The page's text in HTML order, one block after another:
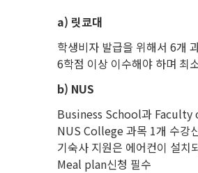
a) 릿쿄대
학생비자 발급을 위해서 6개
6학점 이상 이수해야 하며 최
b) NUS
Business School과 Faculty
NUS College 과목 1개 수강
기숙사 지원은 에어컨이 설치
Meal plan신청 필수